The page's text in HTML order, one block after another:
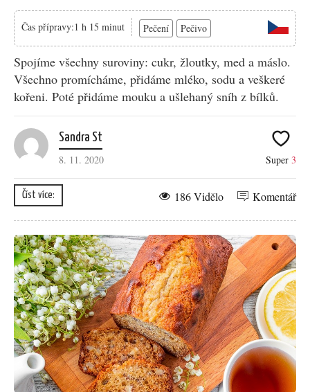
Čas přípravy:1 h 15 minut Pečení Pečivo
Spojíme všechny suroviny: cukr, žloutky, med a máslo.
Všechno promícháme, přidáme mléko, sodu a veškeré
kořeni. Poté přidáme mouku a ušlehaný sníh z bílků.
Sandra St
8. 11. 2020
Super 3
Číst více: Komentář
186 Vidělo